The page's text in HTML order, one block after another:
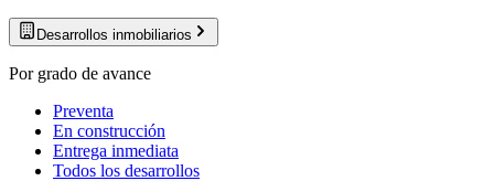
Desarrollos inmobiliarios
Por grado de avance
Preventa
En construcción
Entrega inmediata
Todos los desarrollos